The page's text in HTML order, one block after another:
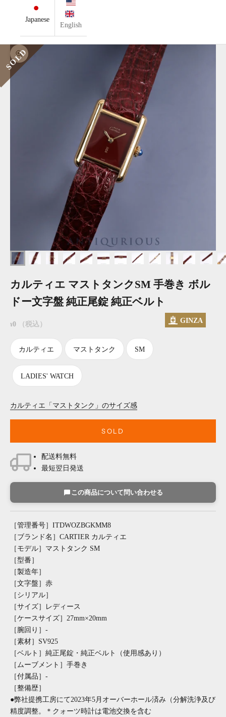
Japanese
English
ズームイン
SOLD
カルティエ マストタンクSM 手巻き ボル
ドー文字盤 純正尾錠 純正ベルト
セール価格
¥0 （税込） GINZA
カルティエ マストタンク SM
LADIES' WATCH
カルティエ「マストタンク」のサイズ感
SOLD
配送料無料
最短翌日発送
この商品について問い合わせる
［管理番号］ITDWOZBGKMM8
［ブランド名］CARTIER カルティエ
［モデル］マストタンク SM
［型番］
［製造年］
［文字盤］赤
［シリアル］
［サイズ］レディース
［ケースサイズ］27mm×20mm
［腕回り］-
［素材］SV925
［ベルト］純正尾錠・純正ベルト（使用感あり）
［ムーブメント］手巻き
［付属品］-
［整備歴］
●弊社提携工房にて2023年5月オーバーホール済み（分解洗浄及び
精度調整。＊クォーツ時計は電池交換を含む